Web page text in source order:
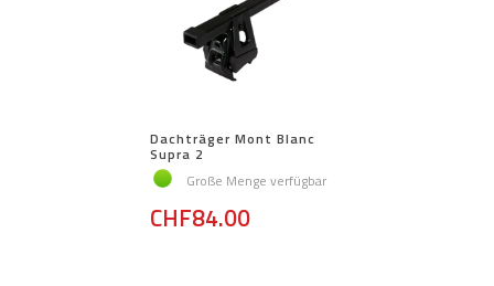
Dachträger Mont Blanc
Supra 2
Große Menge verfügbar
CHF84.00